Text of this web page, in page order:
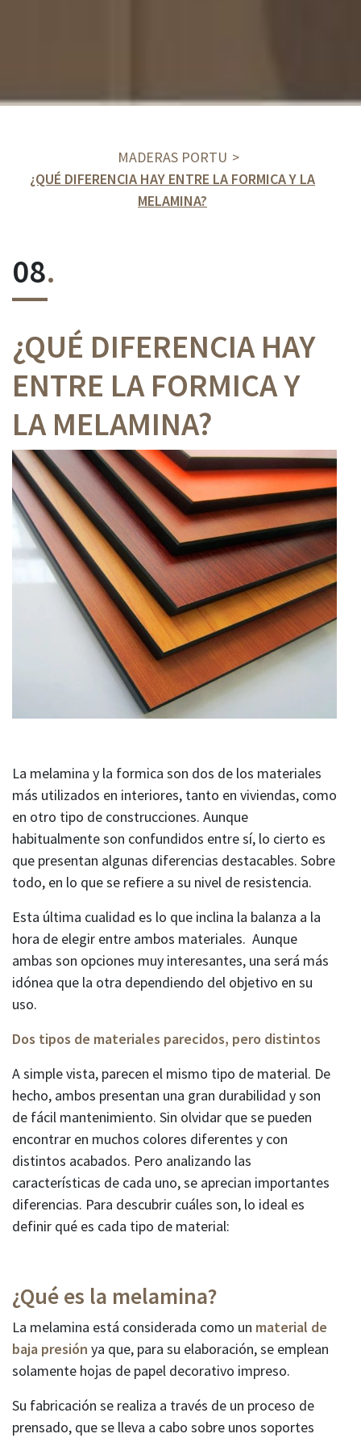
MADERAS PORTU
¿QUÉ DIFERENCIA HAY ENTRE LA FORMICA Y LA
MELAMINA?
08.
¿QUÉ DIFERENCIA HAY
ENTRE LA FORMICA Y
LA MELAMINA?
La melamina y la formica son dos de los materiales
más utilizados en interiores, tanto en viviendas, como
en otro tipo de construcciones. Aunque
habitualmente son confundidos entre sí, lo cierto es
que presentan algunas diferencias destacables. Sobre
todo, en lo que se refiere a su nivel de resistencia.
Esta última cualidad es lo que inclina la balanza a la
hora de elegir entre ambos materiales. Aunque
ambas son opciones muy interesantes, una será más
idónea que la otra dependiendo del objetivo en su
uso.
Dos tipos de materiales parecidos, pero distintos
A simple vista, parecen el mismo tipo de material. De
hecho, ambos presentan una gran durabilidad y son
de fácil mantenimiento. Sin olvidar que se pueden
encontrar en muchos colores diferentes y con
distintos acabados. Pero analizando las
características de cada uno, se aprecian importantes
diferencias. Para descubrir cuáles son, lo ideal es
definir qué es cada tipo de material:
¿Qué es la melamina?
La melamina está considerada como un material de
baja presión ya que, para su elaboración, se emplean
solamente hojas de papel decorativo impreso.
Su fabricación se realiza a través de un proceso de
prensado, que se lleva a cabo sobre unos soportes